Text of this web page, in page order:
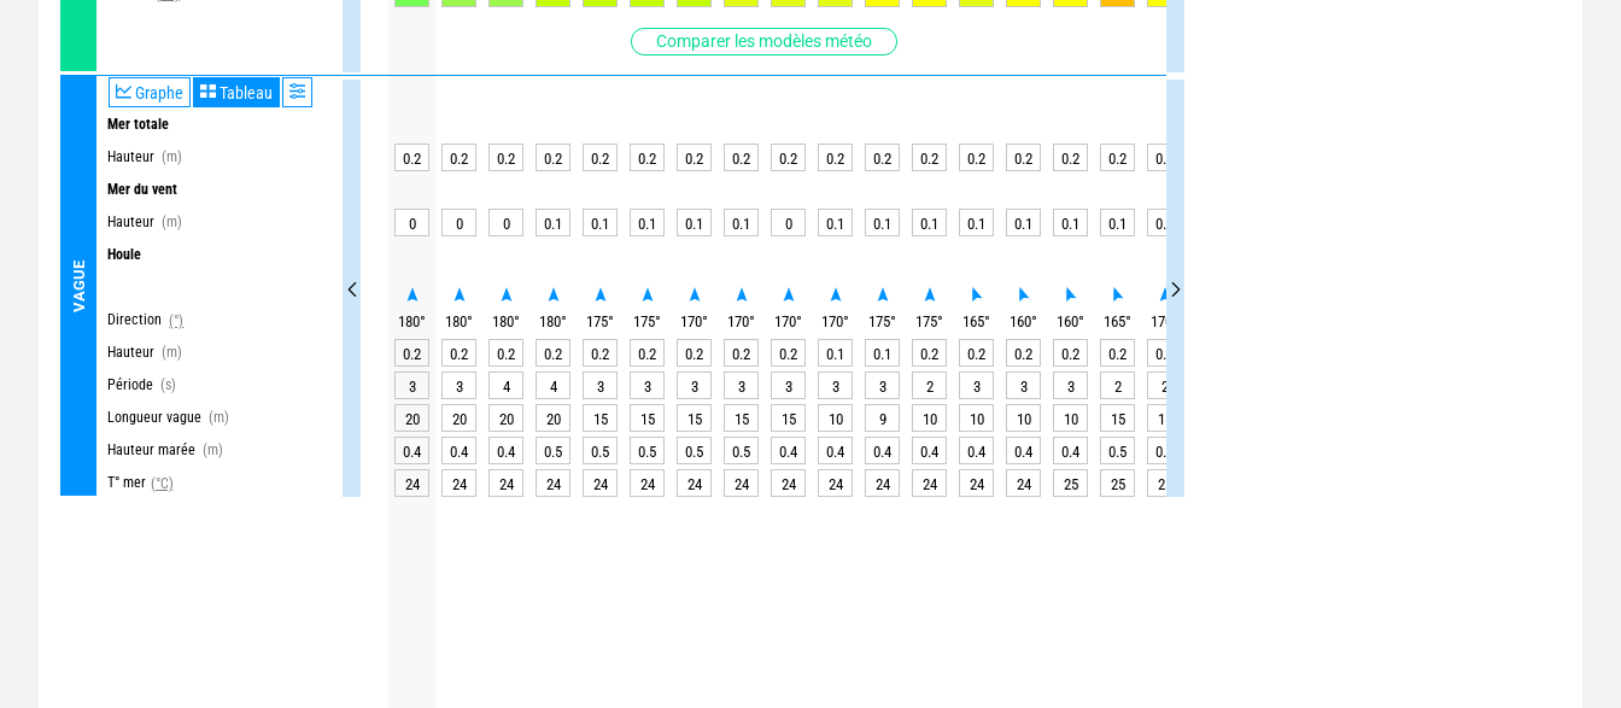
Comparer les modèles météo
VAGUE
Graphe Tableau
Mer totale
Hauteur (m)
Mer du vent
Hauteur (m)
Houle
Direction (°)
Hauteur (m)
Période (s)
Longueur vague (m)
Hauteur marée (m)
T° mer (°C)
0.2 0.2 0.2 0.2 0.2 0.2 0.2 0.2 0.2 0.2 0.2 0.2 0.2 0.2 0.2 0.2 0.2
0 0 0 0.1 0.1 0.1 0.1 0.1 0 0.1 0.1 0.1 0.1 0.1 0.1 0.1 0.1
180° 180° 180° 180° 175° 175° 170° 170° 170° 170° 175° 175° 165° 160° 160° 165° 170
0.2
0.2 0.2 0.2 0.2 0.2 0.2 0.2 0.2 0.1 0.1 0.2 0.2 0.2 0.2 0.2 0.2
3
3 4 4 3 3 3 3 3 3 3 2 3 3 3 2 2
20
20 20 20 15 15 15 15 15 10 9 10 10 10 10 15 15
0.4
0.4 0.4 0.5 0.5 0.5 0.5 0.5 0.4 0.4 0.4 0.4 0.4 0.4 0.4 0.5 0.5
24
24 24 24 24 24 24 24 24 24 24 24 24 24 25 25 25